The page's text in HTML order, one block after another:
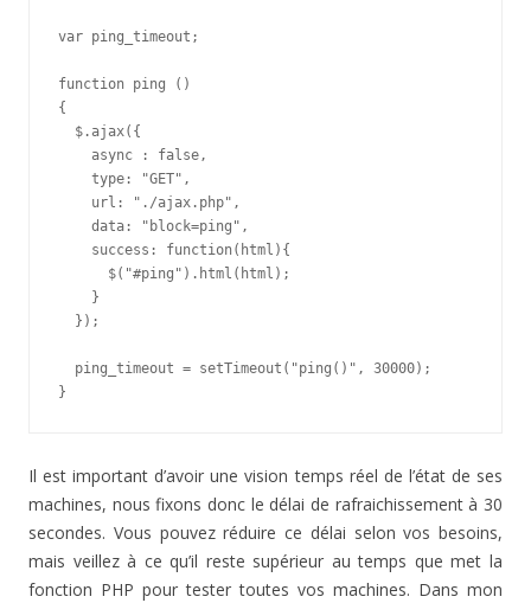
var ping_timeout;
function ping ()
{
$.ajax({
async : false,
type: "GET",
url: "./ajax.php",
data: "block=ping",
success: function(html){
$("#ping").html(html);
}
});
ping_timeout = setTimeout("ping()", 30000);
}
Il est important d’avoir une vision temps réel de l’état de ses
machines, nous fixons donc le délai de rafraichissement à 30
secondes. Vous pouvez réduire ce délai selon vos besoins,
mais veillez à ce qu’il reste supérieur au temps que met la
fonction PHP pour tester toutes vos machines. Dans mon